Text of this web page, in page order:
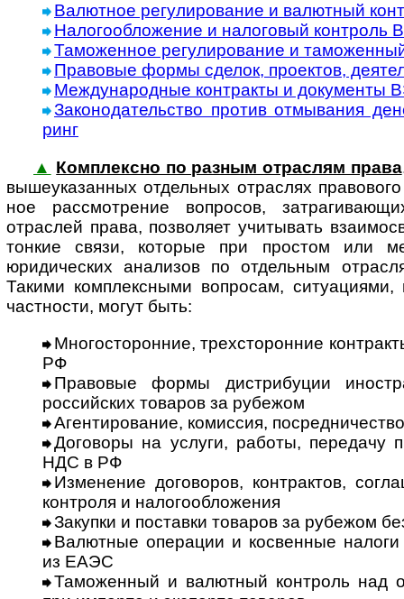
Валютное регулирование и валютный
Налогообложение и налоговый контроль
Таможенное регулирование и
Правовые формы сделок, проектов,
Международные контракты и документы
Законодательство против отмывания
ринг
▲ Комплексно по разным отраслям права
вы­ше­ука­зан­ных от­дель­ных от­рас­лях
ное рассмотрение вопросов,
отраслей права, позволяет учитывать
тонкие связи, которые при простом или
юридических анализов по отдельным
Такими комплексными вопросам,
частности, могут быть:
Многосторонние, трех­сто­рон­ние
РФ
Правовые формы дистрибуции
российских товаров за рубежом
Агентирование, комиссия,
Договоры на услуги, работы, передачу
НДС в РФ
Изменение договоров, контрактов,
контроля и налогообложения
Закупки и поставки товаров за рубежом
Валютные операции и косвенные
из ЕАЭС
Таможенный и валютный контроль над